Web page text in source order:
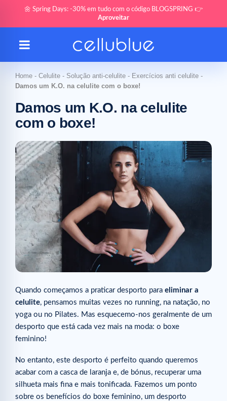
🌼 Spring Days: -30% em tudo com o código BLOGSPRING 👉
Aproveitar
Home - Celulite - Solução anti-celulite - Exercícios anti celulite -
Damos um K.O. na celulite com o boxe!
Damos um K.O. na celulite
com o boxe!
Quando começamos a praticar desporto para eliminar a
celulite, pensamos muitas vezes no running, na natação, no
yoga ou no Pilates. Mas esquecemo-nos geralmente de um
desporto que está cada vez mais na moda: o boxe
feminino!
No entanto, este desporto é perfeito quando queremos
acabar com a casca de laranja e, de bónus, recuperar uma
silhueta mais fina e mais tonificada. Fazemos um ponto
sobre os benefícios do boxe feminino, um desporto